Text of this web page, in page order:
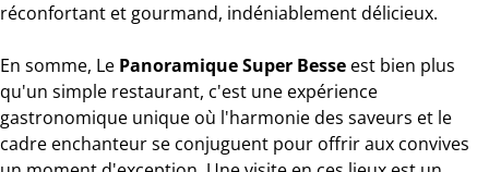
réconfortant et gourmand, indéniablement délicieux.
En somme, Le Panoramique Super Besse est bien plus
qu'un simple restaurant, c'est une expérience
gastronomique unique où l'harmonie des saveurs et le
cadre enchanteur se conjuguent pour offrir aux convives